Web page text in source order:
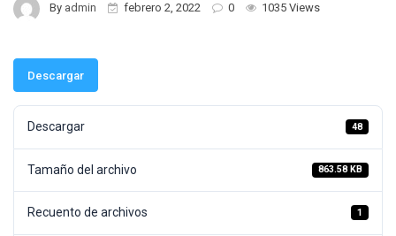
By admin febrero 2, 2022 0 1035 Views
Descargar
Descargar 48
Tamaño del archivo 863.58 KB
Recuento de archivos 1